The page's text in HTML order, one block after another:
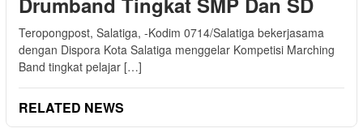
Teropongpost, Salatiga, -Kodim 0714/Salatiga bekerjasama
dengan Dispora Kota Salatiga menggelar Kompetisi Marching
Band tingkat pelajar […]
RELATED NEWS